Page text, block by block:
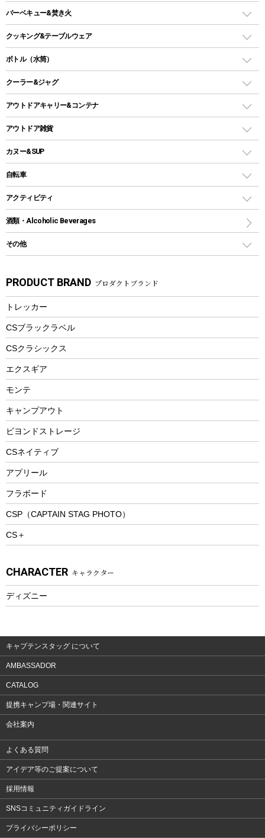
タープ
スクエアタープ（レクタタープ）
メッシュタープ
自立式タープ
パラソル
テントアクセサリー
ペグ
グランドシート
ガイドロープ
ツール
ガスランタン
オイルランタン
LEDライト
ヘッドライト
キャンドル
ガスバーナー
ガス缶
ガストーチ、ライター
バーベキュー&焚き火
バーベキューコンロ、グリル
焚き火台タイプ（ロースタイル）グリル
卓上タイプグリル
パーティータイプグリル
鉄板、アミ
焚き火台&ストーブ
火起こし
バーベキューツール
クッキング&テーブルウェア
ダッチオーブン
ホットサンドメーカー
クッカーセット
シェラカップ
クッキングツール
ナイフ
カトラリー
マグカップ、カップ
ステンレスボトル
フードボトル
トレー
ランチョンマット
ランチボックス
ボトル（水筒）
ステンレスボトル
コップ付きタイプ
ワンタッチタイプ
プラスチックボトル
ディズニーボトル
クーラー&ジャグ
クーラーボックス
クーラーバッグ
ウォータージャグ
保冷剤
アウトドアキャリー&コンテナ
アウトドアキャリー
アウトドア雑貨
バックパック&バッグ
リュック、バックパック
トートバッグ、サコッシュ
ショッピングキャリー
その他アウトドア雑貨
スプレー関係
ツール、他
カヌー&SUP
インフレータブル
カヤック
パドル
ヘルメット
エアーポンプ
アクセサリー
自転車
折りたたみ自転車
スポーツサイクル
シティサイクル
自転車ウェア
アクティビティ
マリン
ラッシュガード
パラソル
フローティングベスト
ヘルメット
エアーポンプ
ビーチテント
ウィンター
スノーシュー
防寒ウェア
トレッキング
トレッキングアクセサリー
プレイグッズ
ウェルネス
ウェア、タオル
ウェア
酒類・Alcoholic Beverages
その他
湯たんぽ
防災用品
PRODUCT BRAND プロダクトブランド
トレッカー
CSブラックラベル
CSクラシックス
エクスギア
モンテ
キャンプアウト
ビヨンドストレージ
CSネイティブ
アプリール
フラボード
CSP（CAPTAIN STAG PHOTO）
CS＋
CHARACTER キャラクター
ディズニー
キャプテンスタッグ について
AMBASSADOR
CATALOG
提携キャンプ場・関連サイト
会社案内
よくある質問
アイデア等のご提案について
採用情報
SNSコミュニティガイドライン
プライバシーポリシー